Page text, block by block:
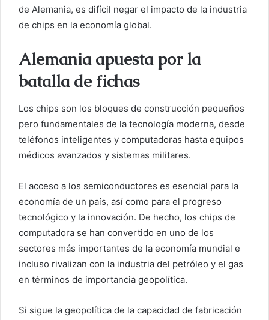
de Alemania, es difícil negar el impacto de la industria
de chips en la economía global.
Alemania apuesta por la
batalla de fichas
Los chips son los bloques de construcción pequeños
pero fundamentales de la tecnología moderna, desde
teléfonos inteligentes y computadoras hasta equipos
médicos avanzados y sistemas militares.
El acceso a los semiconductores es esencial para la
economía de un país, así como para el progreso
tecnológico y la innovación. De hecho, los chips de
computadora se han convertido en uno de los
sectores más importantes de la economía mundial e
incluso rivalizan con la industria del petróleo y el gas
en términos de importancia geopolítica.
Si sigue la geopolítica de la capacidad de fabricación